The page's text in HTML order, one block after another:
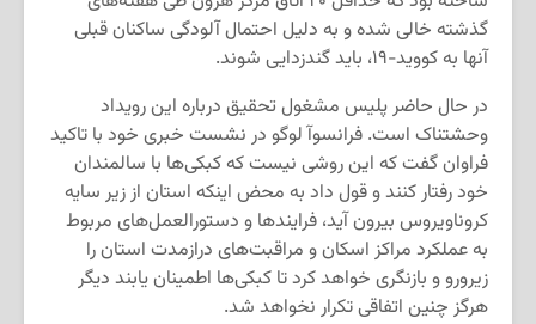
گذشته خالی شده و به دلیل احتمال آلودگی ساکنان قبلی
آنها به کووید-۱۹، باید گندزدایی شوند.
در حال حاضر پلیس مشغول تحقیق درباره این رویداد
وحشتناک است. فرانسوآ لوگو در نشست خبری خود با تاکید
فراوان گفت که این روشی نیست که کبکی‌ها با سالمندان
خود رفتار کنند و قول داد به محض اینکه استان از زیر سایه
کروناویروس بیرون آید، فرایند‌ها و دستورالعمل‌‌های مربوط
به عملکرد مراکز اسکان و مراقبت‌های درازمدت استان را
زیرورو و بازنگری خواهد کرد تا کبکی‌ها اطمینان یابند دیگر
هرگز چنین اتفاقی تکرار نخواهد شد.